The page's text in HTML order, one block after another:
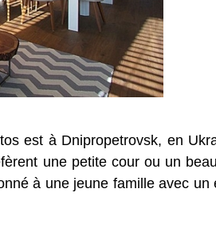
est à Dnipropetrovsk, en
une petite cour ou un
à une jeune famille avec un